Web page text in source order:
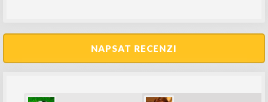
NAPSAT RECENZI